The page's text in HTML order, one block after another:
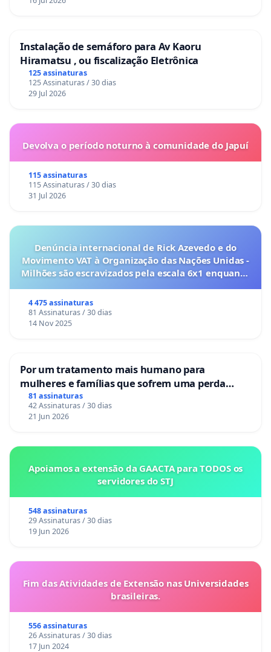
Instalação de semáforo para Av Kaoru
Hiramatsu , ou fiscalização Eletrônica
125 assinaturas
125 Assinaturas / 30 dias
29 Jul 2026
Devolva o período noturno à comunidade do Japuí
115 assinaturas
115 Assinaturas / 30 dias
31 Jul 2026
Denúncia internacional de Rick Azevedo e do
Movimento VAT à Organização das Nações Unidas -
Milhões são escravizados pela escala 6x1 enquanto
4 475 assinaturas
81 Assinaturas / 30 dias
14 Nov 2025
Por um tratamento mais humano para
mulheres e famílias que sofrem uma perda
gestacional nos hospitais portugueses
81 assinaturas
42 Assinaturas / 30 dias
21 Jun 2026
Apoiamos a extensão da GAACTA para TODOS os
servidores do STJ
548 assinaturas
29 Assinaturas / 30 dias
19 Jun 2026
Fim das Atividades de Extensão nas Universidades
brasileiras.
556 assinaturas
26 Assinaturas / 30 dias
17 Jun 2024